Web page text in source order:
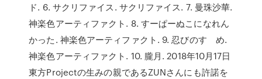
ド. 6. サクリファイス. サクリファイス. 7. 曼珠沙華.
神楽色アーティファクト. 8. すーぱーぬこになれん
かった. 神楽色アーティファクト. 9. 忍びのすゝめ.
神楽色アーティファクト. 10. 朧月. 2018年10月17日
東方Projectの生みの親であるZUNさんにも許諾を